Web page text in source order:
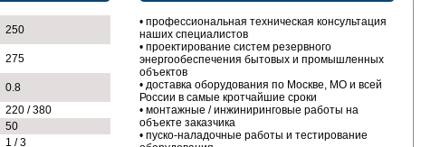
250
275
0.8
220 / 380
50
1 / 3
• профессиональная техническая консультация
наших специалистов
• проектирование систем резервного
энергообеспечения бытовых и промышленных
объектов
• доставка оборудования по Москве, МО и всей
России в самые кротчайшие сроки
• монтажные / инжиниринговые работы на
объекте заказчика
• пуско-наладочные работы и тестирование